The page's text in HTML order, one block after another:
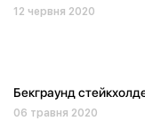
12 червня 2020
Бекграунд
06 травня 2020